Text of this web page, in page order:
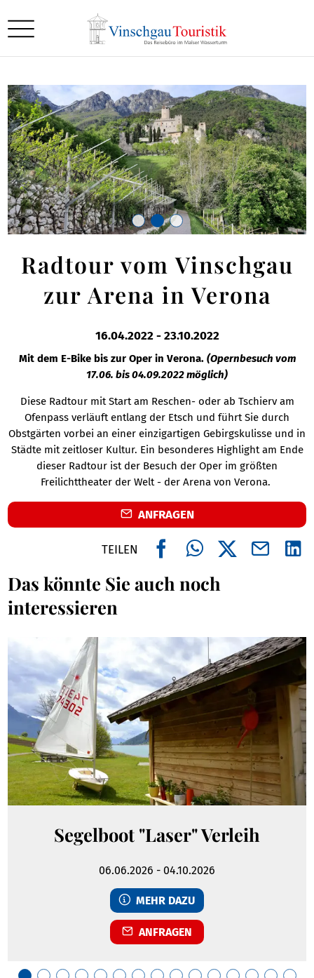
Radtour vom Vinschgau
zur Arena in Verona
16.04.2022-23.10.2022
Mit dem E-Bike bis zur Oper in Verona. (Opernbesuch vom
17.06. bis 04.09.2022 möglich)
Diese Radtour mit Start am Reschen- oder ab Tschierv am
Ofenpass verläuft entlang der Etsch und führt Sie durch
Obstgärten vorbei an einer einzigartigen Gebirgskulisse und in
Städte mit zeitloser Kultur. Ein besonderes Highlight am Ende
dieser Radtour ist der Besuch der Oper im größten
Freilichttheater der Welt - der Arena von Verona.
ANFRAGEN
TEILEN
Das könnte Sie auch noch
interessieren
Segelboot "Laser" Verleih
06.06.2026 - 04.10.2026
MEHR DAZU
ANFRAGEN